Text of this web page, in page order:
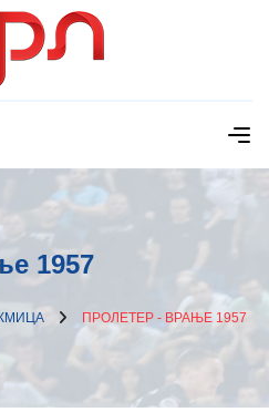
1957
ПРОЛЕТЕР - ВРАЊЕ 1957